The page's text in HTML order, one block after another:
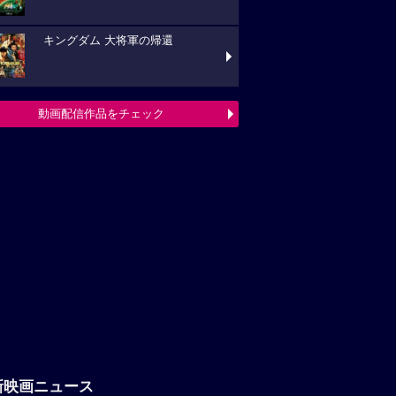
キングダム 大将軍の帰還
動画配信作品をチェック
映画ニュース